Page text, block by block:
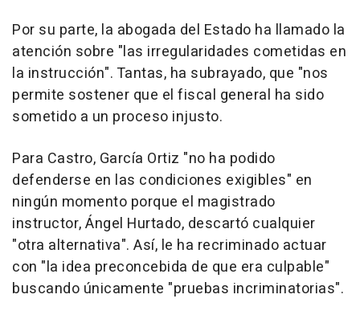
Por su parte, la abogada del Estado ha llamado la
atención sobre "las irregularidades cometidas en
la instrucción". Tantas, ha subrayado, que "nos
permite sostener que el fiscal general ha sido
sometido a un proceso injusto.
Para Castro, García Ortiz "no ha podido
defenderse en las condiciones exigibles" en
ningún momento porque el magistrado
instructor, Ángel Hurtado, descartó cualquier
"otra alternativa". Así, le ha recriminado actuar
con "la idea preconcebida de que era culpable"
buscando únicamente "pruebas incriminatorias".